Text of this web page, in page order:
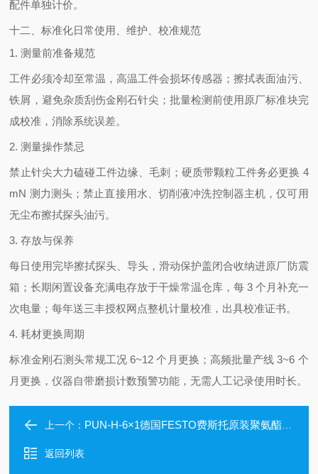
配件单独计价。
十二、标准化日常使用、维护、校准规范
1. 测量前准备规范
工件必须冷却至常温，高温工件会损坏传感器；擦拭表面油污、
铁屑，避免杂质刮伤金刚石针尖；批量检测前使用原厂标准块完
成校准，消除系统误差。
2. 测量操作禁忌
禁止针尖大力磕碰工件边缘、毛刺；硬质带颗粒工件务必更换 4
mN 测力测头；禁止直接用水、切削液冲洗控制器主机，仅可用
无尘布擦拭探头油污。
3. 存放与保养
每日使用完毕擦拭探头、导头，滑动保护盖闭合收纳进原厂防震
箱；长期闲置设备充满电存放于干燥常温仓库，每 3 个月补充一
次电量；每年送三丰授权网点整机计量校准，出具校准证书。
4. 耗材更换周期
标准金刚石测头常规工况 6~12 个月更换；高频批量产线 3~6 个
月更换，仪器自带磨损计数预警功能，无需人工记录使用时长。
上一个： PUN-H-6×1德国FESTO费斯托原装聚氨酯抗老化气管系列
返回列表